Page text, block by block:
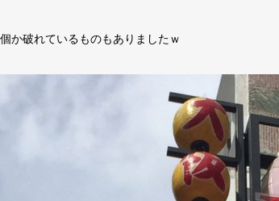
か破れているものもありましたｗ